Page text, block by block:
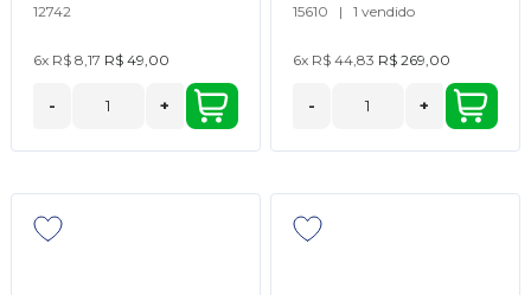
12742
6x R$ 8,17 R$ 49,00
- +
15610 | 1 vendido
6x R$ 44,83 R$ 269,00
- +